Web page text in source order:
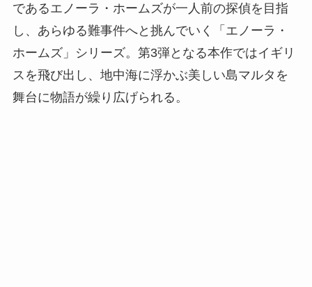
であるエノーラ・ホームズが一人前の探偵を目指
し、あらゆる難事件へと挑んでいく「エノーラ・
ホームズ」シリーズ。第3弾となる本作ではイギリ
スを飛び出し、地中海に浮かぶ美しい島マルタを
舞台に物語が繰り広げられる。